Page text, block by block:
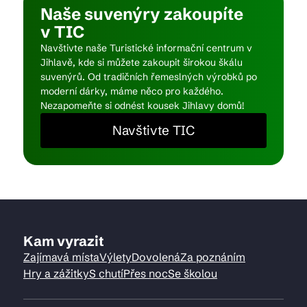
Naše suvenýry zakoupíte
v TIC
Navštivte naše Turistické informační centrum v
Jihlavě, kde si můžete zakoupit širokou škálu
suvenýrů. Od tradičních řemeslných výrobků po
moderní dárky, máme něco pro každého.
Nezapomeňte si odnést kousek Jihlavy domů!
Navštivte TIC
Kam vyrazit
Zajímavá místaVýletyDovolenáZa poznáním
Hry a zážitkyS chutíPřes nocSe školou